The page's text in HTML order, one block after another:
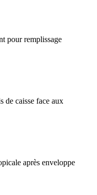
pour remplissage
de caisse face aux
après enveloppe